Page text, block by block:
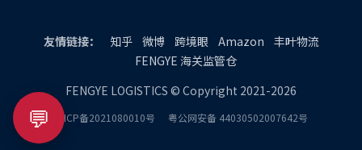
友情链接： 知乎 微博 跨境眼 Amazon
丰叶物流
FENGYE 海关监管仓
FENGYE LOGISTICS © Copyright 2021-2026
粤ICP备2021080010号 粤公网安备 44030502007642号
💬